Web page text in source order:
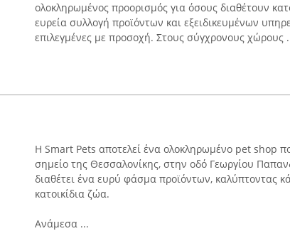
ολοκληρωμένος προορισμός για όσους διαθέτουν
ευρεία συλλογή προϊόντων και εξειδικευμένων
επιλεγμένες με προσοχή. Στους σύγχρονους χώρους
Η Smart Pets αποτελεί ένα ολοκληρωμένο pet shop
σημείο της Θεσσαλονίκης, στην οδό Γεωργίου
διαθέτει ένα ευρύ φάσμα προϊόντων, καλύπτοντας
κατοικίδια ζώα.
Ανάμεσα ...